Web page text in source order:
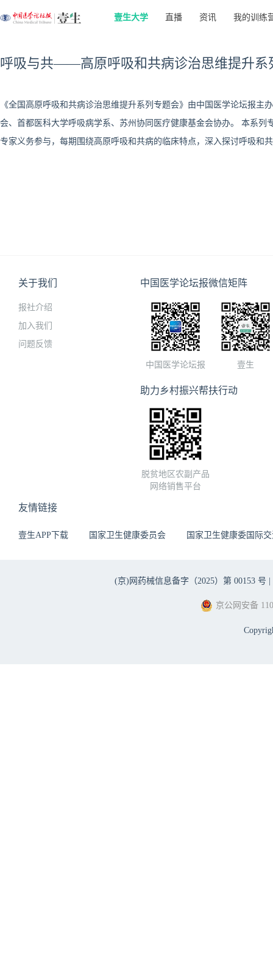
壹生大学 直播 资讯 我的训练
呼吸与共——高原呼吸和共病诊治思维提升系
《全国高原呼吸和共病诊治思维提升系列专题会》由中国医学论坛报主
会、首都医科大学呼吸病学系、苏州协同医疗健康基金会协办。 本系
专家义务参与，每期围绕高原呼吸和共病的临床特点，深入探讨呼吸和
关于我们
报社介绍
加入我们
问题反馈
中国医学论坛报微信矩阵
中国医学论坛报 壹生
助力乡村振兴帮扶行动
脱贫地区农副产品
网络销售平台
友情链接
壹生APP下载 国家卫生健康委员会 国家卫生健康委国际
(京)网药械信息备字（2025）第 00153 号 |
京公网安备